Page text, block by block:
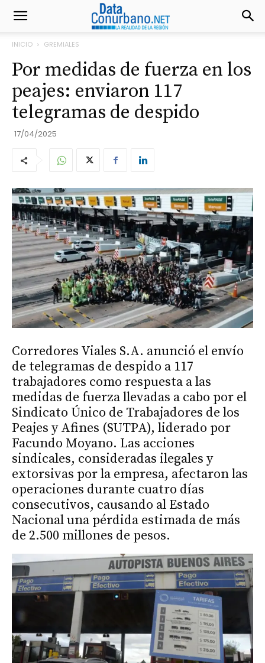
INICIO GREMIALES
Por medidas de fuerza en los
peajes: enviaron 117
telegramas de despido
17/04/2025
Corredores Viales S.A. anunció el envío
de telegramas de despido a 117
trabajadores como respuesta a las
medidas de fuerza llevadas a cabo por el
Sindicato Único de Trabajadores de los
Peajes y Afines (SUTPA), liderado por
Facundo Moyano. Las acciones
sindicales, consideradas ilegales y
extorsivas por la empresa, afectaron las
operaciones durante cuatro días
consecutivos, causando al Estado
Nacional una pérdida estimada de más
de 2.500 millones de pesos.